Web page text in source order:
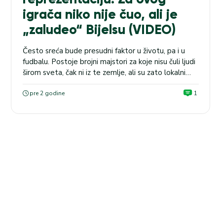
igrača niko nije čuo, ali je
„zaludeo“ Bijelsu (VIDEO)
Često sreća bude presudni faktor u životu, pa i u
fudbalu. Postoje brojni majstori za koje nisu čuli ljudi
širom sveta, čak ni iz te zemlje, ali su zato lokalni
fudbalski heroji. ITALIJA: Kvota naše kladionice na
pobedu Napolija protiv Udinezea (20:45) je 1.98.
ostvari...
pre 2 godine 1